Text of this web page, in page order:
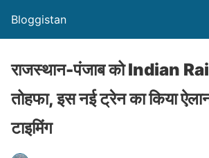
Bloggistan
राजस्थान-पंजाब को Indian
तोहफा, इस नई ट्रेन का किया
टाइमिंग